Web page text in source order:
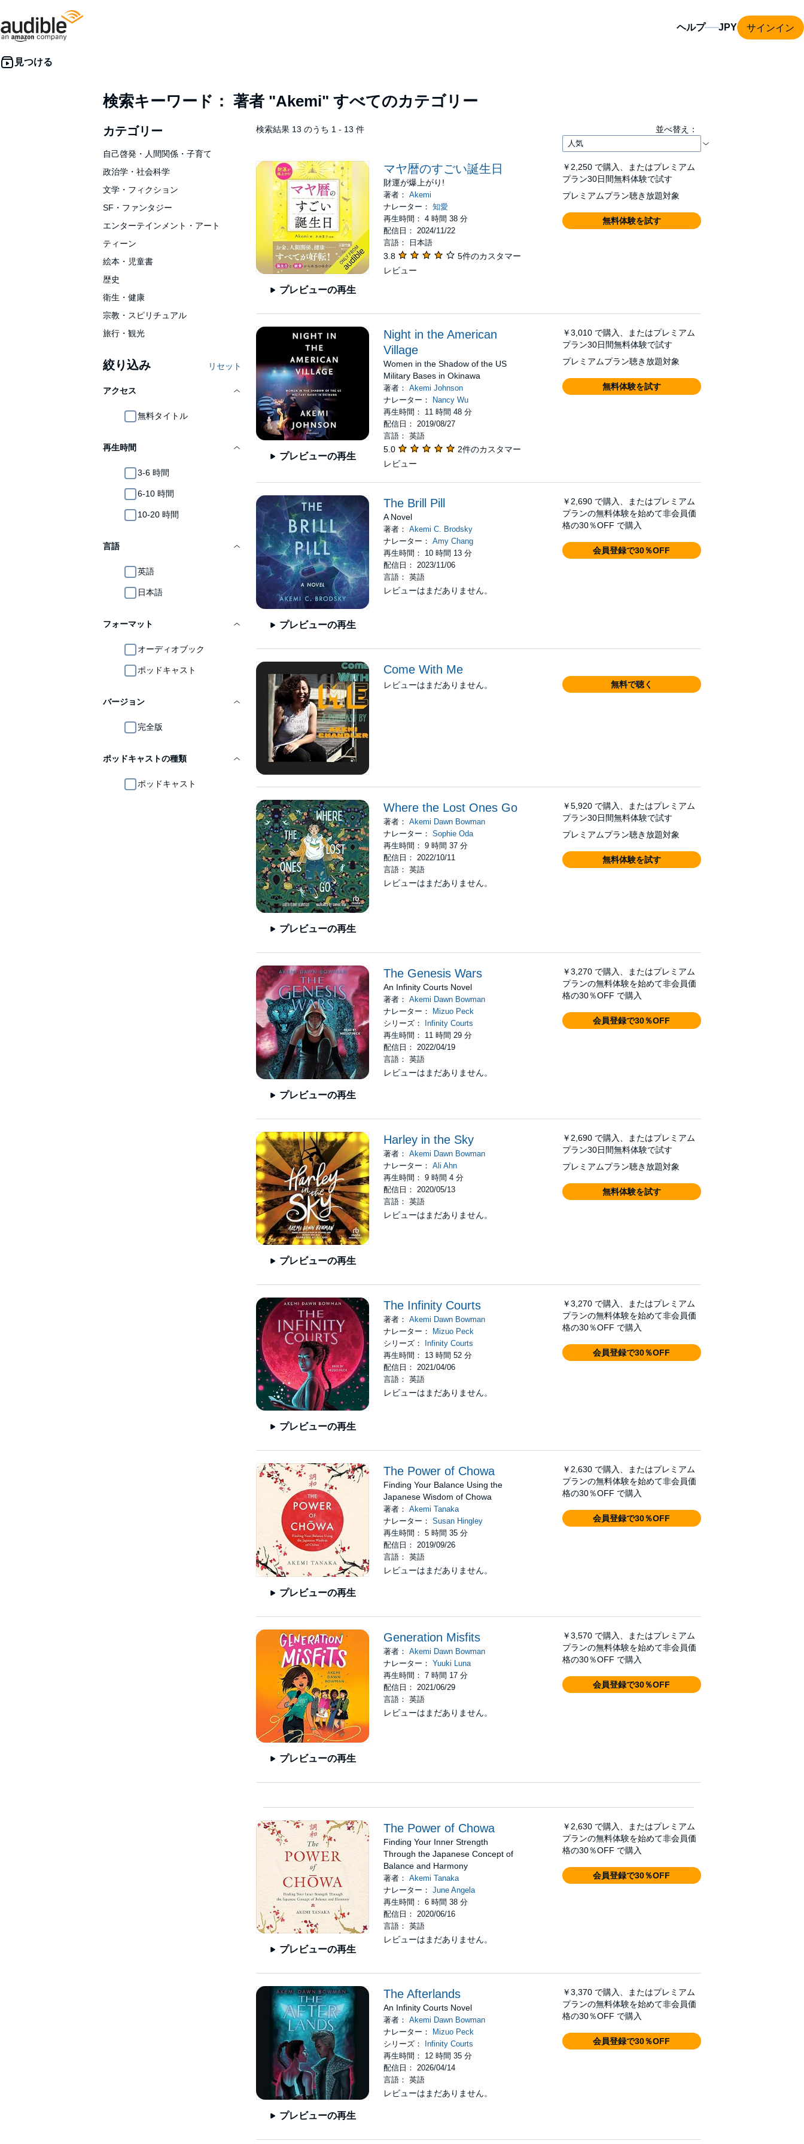
ヘルプ サインイン
検索キーワード： 著者 "Akemi" すべてのカテゴリー
カテゴリー
自己啓発・人間関係・子育て
政治学・社会科学
文学・フィクション
SF・ファンタジー
エンターテインメント・アート
ティーン
絵本・児童書
歴史
衛生・健康
宗教・スピリチュアル
旅行・観光
絞り込み リセット
アクセス
無料タイトル
再生時間
3-6 時間
6-10 時間
10-20 時間
言語
英語
日本語
フォーマット
オーディオブック
ポッドキャスト
バージョン
完全版
ポッドキャストの種類
ポッドキャスト
検索結果 13 のうち 1 - 13 件 並べ替え：
プレビューの再生
マヤ暦のすごい誕生日
財運が爆上がり!
著者：Akemi
ナレーター：知愛
再生時間： 4 時間 38 分
配信日： 2024/11/22
言語： 日本語
3.8
5件のカスタマー
レビュー
￥2,250 で購入、またはプレミアム
プラン30日間無料体験で試す
プレミアムプラン聴き放題対象
無料体験を試す
プレビューの再生
Night in the American
Village
Women in the Shadow of the US
Military Bases in Okinawa
著者：Akemi Johnson
ナレーター：
Nancy Wu
再生時間： 11 時間 48 分
配信日： 2019/08/27
言語： 英語
5.0
2件のカスタマー
レビュー
￥3,010 で購入、またはプレミアム
プラン30日間無料体験で試す
プレミアムプラン聴き放題対象
無料体験を試す
プレビューの再生
The Brill Pill
A Novel
著者：Akemi C. Brodsky
ナレーター：Amy Chang
再生時間： 10 時間 13 分
配信日： 2023/11/06
言語： 英語
レビューはまだありません。
￥2,690 で購入、またはプレミアム
プランの無料体験を始めて非会員価
格の30％OFF で購入
会員登録で30％OFF
Come With Me
レビューはまだありません。 無料で聴く
プレビューの再生
Where the Lost Ones Go
著者：Akemi Dawn Bowman
ナレーター：Sophie Oda
再生時間： 9 時間 37 分
配信日： 2022/10/11
言語： 英語
レビューはまだありません。
￥5,920 で購入、またはプレミアム
プラン30日間無料体験で試す
プレミアムプラン聴き放題対象
無料体験を試す
プレビューの再生
The Genesis Wars
An Infinity Courts Novel
著者：Akemi Dawn Bowman
ナレーター：
Mizuo Peck
シリーズ：
Infinity Courts
再生時間： 11 時間 29 分
配信日： 2022/04/19
言語： 英語
レビューはまだありません。
￥3,270 で購入、またはプレミアム
プランの無料体験を始めて非会員価
格の30％OFF で購入
会員登録で30％OFF
プレビューの再生
Harley in the Sky
著者：Akemi Dawn Bowman
ナレーター：Ali Ahn
再生時間： 9 時間 4 分
配信日： 2020/05/13
言語： 英語
レビューはまだありません。
￥2,690 で購入、またはプレミアム
プラン30日間無料体験で試す
プレミアムプラン聴き放題対象
無料体験を試す
プレビューの再生
The Infinity Courts
著者：Akemi Dawn Bowman
ナレーター：
Mizuo Peck
シリーズ：
Infinity Courts
再生時間： 13 時間 52 分
配信日： 2021/04/06
言語： 英語
レビューはまだありません。
￥3,270 で購入、またはプレミアム
プランの無料体験を始めて非会員価
格の30％OFF で購入
会員登録で30％OFF
プレビューの再生
The Power of Chowa
Finding Your Balance Using the
Japanese Wisdom of Chowa
著者：Akemi Tanaka
ナレーター：Susan Hingley
再生時間： 5 時間 35 分
配信日： 2019/09/26
言語： 英語
レビューはまだありません。
￥2,630 で購入、またはプレミアム
プランの無料体験を始めて非会員価
格の30％OFF で購入
会員登録で30％OFF
プレビューの再生
Generation Misfits
著者：Akemi Dawn Bowman
ナレーター：Yuuki Luna
再生時間： 7 時間 17 分
配信日： 2021/06/29
言語： 英語
レビューはまだありません。
￥3,570 で購入、またはプレミアム
プランの無料体験を始めて非会員価
格の30％OFF で購入
会員登録で30％OFF
プレビューの再生
The Power of Chowa
Finding Your Inner Strength
Through the Japanese Concept of
Balance and Harmony
著者：Akemi Tanaka
ナレーター：June Angela
再生時間： 6 時間 38 分
配信日： 2020/06/16
言語： 英語
レビューはまだありません。
￥2,630 で購入、またはプレミアム
プランの無料体験を始めて非会員価
格の30％OFF で購入
会員登録で30％OFF
プレビューの再生
The Afterlands
An Infinity Courts Novel
著者：Akemi Dawn Bowman
ナレーター：
Mizuo Peck
シリーズ：
Infinity Courts
再生時間： 12 時間 35 分
配信日： 2026/04/14
言語： 英語
レビューはまだありません。
￥3,370 で購入、またはプレミアム
プランの無料体験を始めて非会員価
格の30％OFF で購入
会員登録で30％OFF